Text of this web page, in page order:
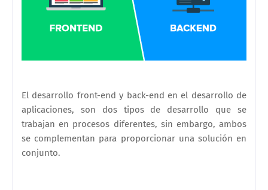
El desarrollo front-end y back-end en el desarrollo de
aplicaciones, son dos tipos de desarrollo que se
trabajan en procesos diferentes, sin embargo, ambos
se complementan para proporcionar una solución en
conjunto.